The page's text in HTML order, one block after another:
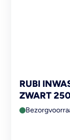
RUBI
ZWART